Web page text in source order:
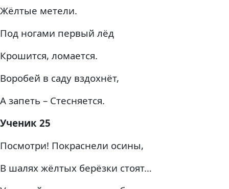
Жёлтые метели.
Под ногами первый лёд
Крошится, ломается.
Воробей в саду вздохнёт,
А запеть – Стесняется.
Ученик 25
Посмотри! Покраснели осины,
В шалях жёлтых берёзки стоят…